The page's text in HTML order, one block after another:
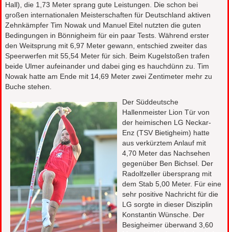
Hall), die 1,73 Meter sprang gute Leistungen. Die schon bei
großen internationalen Meisterschaften für Deutschland aktiven
Zehnkämpfer Tim Nowak und Manuel Eitel nutzten die guten
Bedingungen in Bönnigheim für ein paar Tests. Während erster
den Weitsprung mit 6,97 Meter gewann, entschied zweiter das
Speerwerfen mit 55,54 Meter für sich. Beim Kugelstoßen trafen
beide Ulmer aufeinander und dabei ging es hauchdünn zu. Tim
Nowak hatte am Ende mit 14,69 Meter zwei Zentimeter mehr zu
Buche stehen.
Der Süddeutsche
Hallenmeister Lion Tür von
der heimischen LG Neckar-
Enz (TSV Bietigheim) hatte
aus verkürztem Anlauf mit
4,70 Meter das Nachsehen
gegenüber Ben Bichsel. Der
Radolfzeller übersprang mit
dem Stab 5,00 Meter. Für eine
sehr positive Nachricht für die
LG sorgte in dieser Disziplin
Konstantin Wünsche. Der
Besigheimer überwand 3,60